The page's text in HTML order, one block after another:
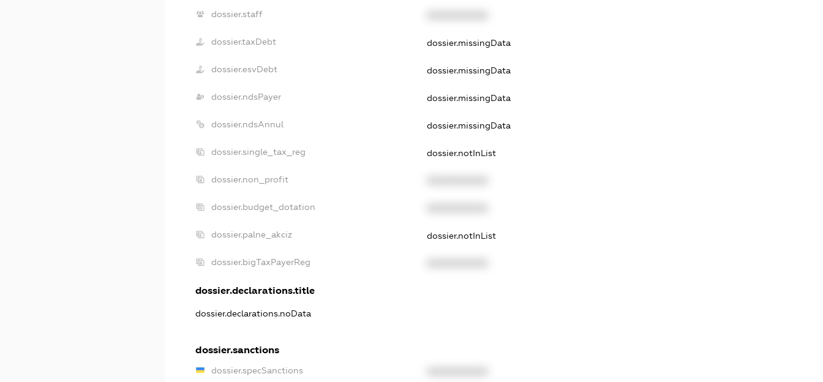
dossier.staff
dossier.taxDebt dossier.missingData
dossier.esvDebt dossier.missingData
dossier.ndsPayer dossier.missingData
dossier.ndsAnnul dossier.missingData
dossier.single_tax_reg dossier.notInList
dossier.non_profit
dossier.budget_dotation
dossier.palne_akciz dossier.notInList
dossier.bigTaxPayerReg
dossier.declarations.title
dossier.declarations.noData
dossier.sanctions
dossier.specSanctions